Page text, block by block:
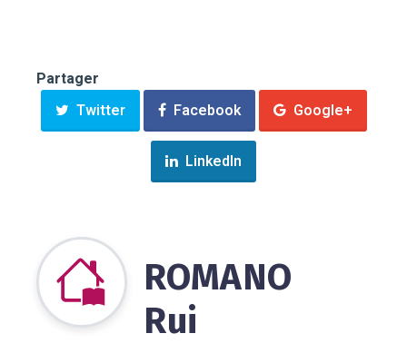
Partager
Twitter
Facebook Google+
LinkedIn
ROMANO
Rui